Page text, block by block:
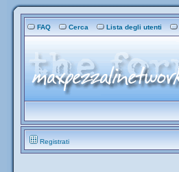
FAQ Cerca Lista degli utenti
Registrati